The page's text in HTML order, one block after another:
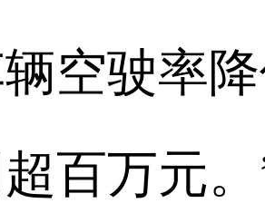
空驶率
百万元